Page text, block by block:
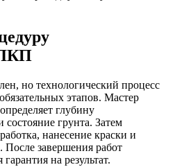
ЛКП
но технологический процесс
этапов. Мастер
глубину
грунта. Затем
нанесение краски и
завершения работ
на результат.